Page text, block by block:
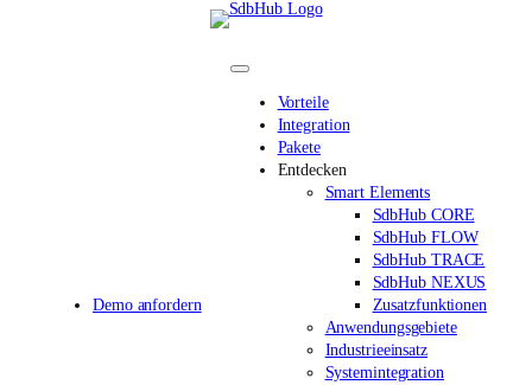
Demo anfordern
Vorteile
Integration
Pakete
Entdecken
Smart Elements
SdbHub CORE
SdbHub FLOW
SdbHub TRACE
SdbHub NEXUS
Zusatzfunktionen
Anwendungsgebiete
Industrieeinsatz
Systemintegration